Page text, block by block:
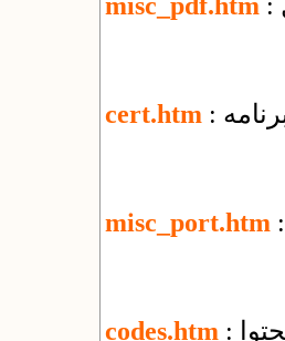
cert.htm
misc_port.htm
codes.htm